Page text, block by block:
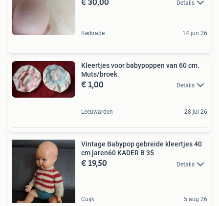
Details
Kerkrade 14 jun 26
Kleertjes voor babypoppen van 60 cm.
Muts/broek
€ 1,00 Details
Leeuwarden 28 jul 26
Vintage Babypop gebreide kleertjes 40
cm jaren60 KADER B 35
€ 19,50 Details
Cuijk 5 aug 26